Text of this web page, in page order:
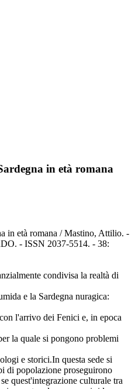
in età romana
in età romana / Mastino, Attilio. -
- ISSN 2037-5514. - 38:
condivisa la realtà di
e la Sardegna nuragica:
l'arrivo dei Fenici e, in epoca
la quale si pongono problemi
e storici.In questa sede si
di popolazione proseguirono
quest'integrazione culturale tra